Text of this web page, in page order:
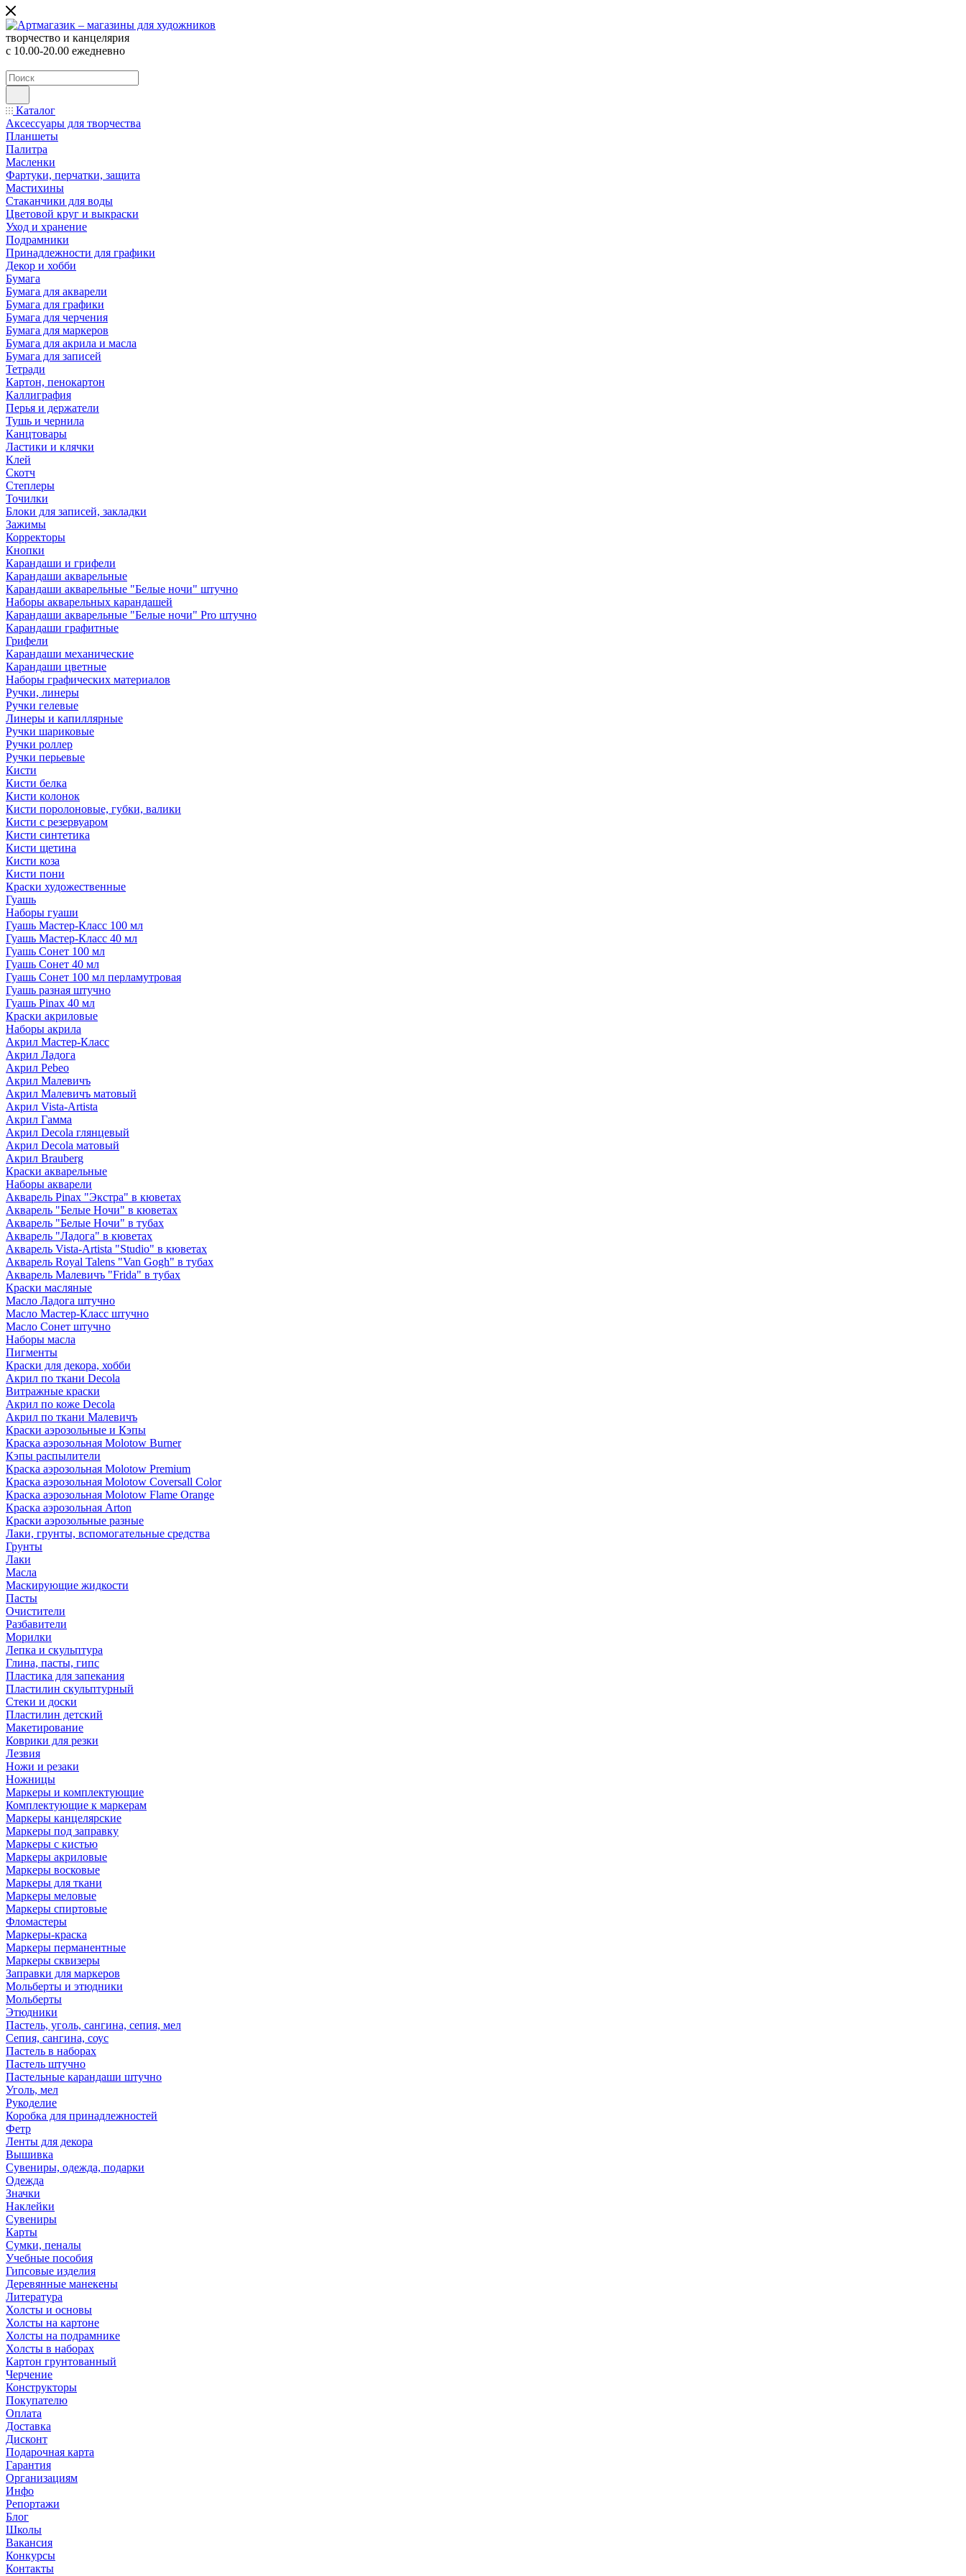
творчество и канцелярия
с 10.00-20.00 ежедневно
Каталог
Аксессуары для творчества
Планшеты
Палитра
Масленки
Фартуки, перчатки, защита
Мастихины
Стаканчики для воды
Цветовой круг и выкраски
Уход и хранение
Подрамники
Принадлежности для графики
Декор и хобби
Бумага
Бумага для акварели
Бумага для графики
Бумага для черчения
Бумага для маркеров
Бумага для акрила и масла
Бумага для записей
Тетради
Картон, пенокартон
Каллиграфия
Перья и держатели
Тушь и чернила
Канцтовары
Ластики и клячки
Клей
Скотч
Степлеры
Точилки
Блоки для записей, закладки
Зажимы
Корректоры
Кнопки
Карандаши и грифели
Карандаши акварельные
Карандаши акварельные "Белые ночи" штучно
Наборы акварельных карандашей
Карандаши акварельные "Белые ночи" Pro штучно
Карандаши графитные
Грифели
Карандаши механические
Карандаши цветные
Наборы графических материалов
Ручки, линеры
Ручки гелевые
Линеры и капиллярные
Ручки шариковые
Ручки роллер
Ручки перьевые
Кисти
Кисти белка
Кисти колонок
Кисти поролоновые, губки, валики
Кисти с резервуаром
Кисти синтетика
Кисти щетина
Кисти коза
Кисти пони
Краски художественные
Гуашь
Наборы гуаши
Гуашь Мастер-Класс 100 мл
Гуашь Мастер-Класс 40 мл
Гуашь Сонет 100 мл
Гуашь Сонет 40 мл
Гуашь Сонет 100 мл перламутровая
Гуашь разная штучно
Гуашь Pinax 40 мл
Краски акриловые
Наборы акрила
Акрил Мастер-Класс
Акрил Ладога
Акрил Pebeo
Акрил Малевичъ
Акрил Малевичъ матовый
Акрил Vista-Artista
Акрил Гамма
Акрил Decola глянцевый
Акрил Decola матовый
Акрил Brauberg
Краски акварельные
Наборы акварели
Акварель Pinax "Экстра" в кюветах
Акварель "Белые Ночи" в кюветах
Акварель "Белые Ночи" в тубах
Акварель "Ладога" в кюветах
Акварель Vista-Artista "Studio" в кюветах
Акварель Royal Talens "Van Gogh" в тубах
Акварель Малевичъ "Frida" в тубах
Краски масляные
Масло Ладога штучно
Масло Мастер-Класс штучно
Масло Сонет штучно
Наборы масла
Пигменты
Краски для декора, хобби
Акрил по ткани Decola
Витражные краски
Акрил по коже Decola
Акрил по ткани Малевичъ
Краски аэрозольные и Кэпы
Краска аэрозольная Molotow Burner
Кэпы распылители
Краска аэрозольная Molotow Premium
Краска аэрозольная Molotow Coversall Color
Краска аэрозольная Molotow Flame Orange
Краска аэрозольная Arton
Краски аэрозольные разные
Лаки, грунты, вспомогательные средства
Грунты
Лаки
Масла
Маскирующие жидкости
Пасты
Очистители
Разбавители
Морилки
Лепка и скульптура
Глина, пасты, гипс
Пластика для запекания
Пластилин скульптурный
Стеки и доски
Пластилин детский
Макетирование
Коврики для резки
Лезвия
Ножи и резаки
Ножницы
Маркеры и комплектующие
Комплектующие к маркерам
Маркеры канцелярские
Маркеры под заправку
Маркеры с кистью
Маркеры акриловые
Маркеры восковые
Маркеры для ткани
Маркеры меловые
Маркеры спиртовые
Фломастеры
Маркеры-краска
Маркеры перманентные
Маркеры сквизеры
Заправки для маркеров
Мольберты и этюдники
Мольберты
Этюдники
Пастель, уголь, сангина, сепия, мел
Сепия, сангина, соус
Пастель в наборах
Пастель штучно
Пастельные карандаши штучно
Уголь, мел
Рукоделие
Коробка для принадлежностей
Фетр
Ленты для декора
Вышивка
Сувениры, одежда, подарки
Одежда
Значки
Наклейки
Сувениры
Карты
Сумки, пеналы
Учебные пособия
Гипсовые изделия
Деревянные манекены
Литература
Холсты и основы
Холсты на картоне
Холсты на подрамнике
Холсты в наборах
Картон грунтованный
Черчение
Конструкторы
Покупателю
Оплата
Доставка
Дисконт
Подарочная карта
Гарантия
Организациям
Инфо
Репортажи
Блог
Школы
Вакансия
Конкурсы
Контакты